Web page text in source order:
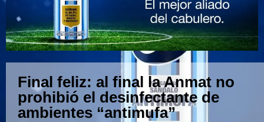
Final feliz: al final la Anmat no
prohibió el desinfectante de
ambientes “antimufa”